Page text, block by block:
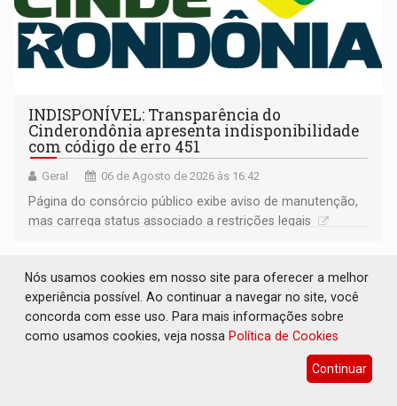
INDISPONÍVEL: Transparência do
Cinderondônia apresenta indisponibilidade
com código de erro 451
Geral 06 de Agosto de 2026 às 16:42
Página do consórcio público exibe aviso de manutenção,
mas carrega status associado a restrições legais
Nós usamos cookies em nosso site para oferecer a melhor
experiência possível. Ao continuar a navegar no site, você
concorda com esse uso. Para mais informações sobre
como usamos cookies, veja nossa Política de Cookies
Continuar